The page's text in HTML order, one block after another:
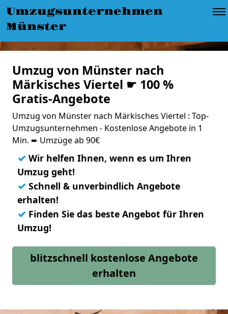
Umzugsunternehmen
Münster
Umzug von Münster nach
Märkisches Viertel ☛ 100 %
Gratis-Angebote
Umzug von Münster nach Märkisches Viertel : Top-
Umzugsunternehmen - Kostenlose Angebote in 1
Min. ➨ Umzüge ab 90€
✓ Wir helfen Ihnen, wenn es um Ihren
Umzug geht!
✓ Schnell & unverbindlich Angebote
erhalten!
✓ Finden Sie das beste Angebot für Ihren
Umzug!
blitzschnell kostenlose Angebote
erhalten